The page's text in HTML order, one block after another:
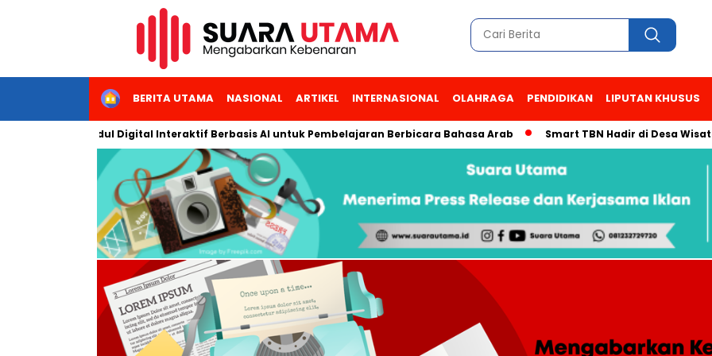
HOMEBERITA UTAMA NASIONAL ARTIKEL INTERNASIONAL OLAHRAGA PENDIDIKAN LIPUTAN KHUSUS
Modul Digital Interaktif Berbasis AI untuk Pembelajaran Berbicara Bahasa Arab Smart TBN Hadir di Desa Wisata